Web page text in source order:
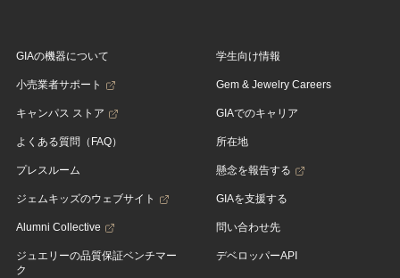
GIAの機器について
小売業者サポート
キャンパス ストア
よくある質問（FAQ）
プレスルーム
ジェムキッズのウェブサイト
Alumni Collective
ジュエリーの品質保証ベンチマー
ク
学生向け情報
Gem & Jewelry Careers
GIAでのキャリア
所在地
懸念を報告する
GIAを支援する
問い合わせ先
デベロッパーAPI